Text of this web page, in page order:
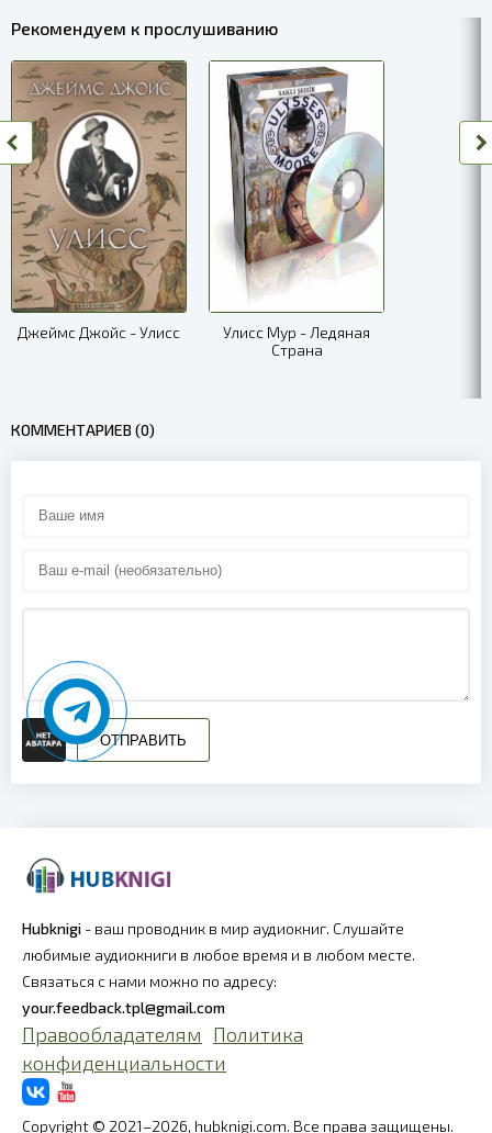
08_Корабль времени
09_Корабль времени
10_Корабль времени
11_Корабль времени
12_Корабль времени
13_Корабль времени
16_Корабль времени
18_Корабль времени
19_Корабль времени
20_Корабль времени
22_Корабль времени
23_Корабль времени
24_Корабль времени
25_Корабль времени
26_Корабль времени
28_Корабль времени
30_Корабль времени
31_Корабль времени
32_Корабль времени
Рекомендуем к прослушиванию
Джеймс Джойс - Улисс
Улисс Мур - Ледяная
Страна
КОММЕНТАРИЕВ (0)
ОТПРАВИТЬ
Hubknigi - ваш проводник в мир аудиокниг. Слушайте
любимые аудиокниги в любое время и в любом месте.
Связаться с нами можно по адресу:
your.feedback.tpl@gmail.com
Правообладателям Политика
конфиденциальности
Copyright © 2021–2026, hubknigi.com. Все права защищены.